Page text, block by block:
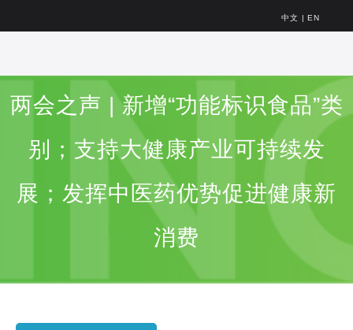
中文 | EN
两会之声 | 新增“功能标识食品”类
别；支持大健康产业可持续发
展；发挥中医药优势促进健康新
消费